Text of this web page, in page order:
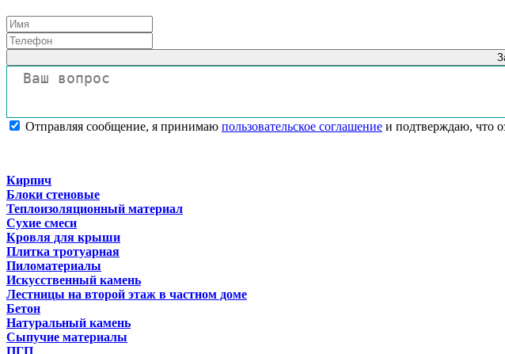
Отправляя сообщение, я принимаю пользовательское соглашение и подтверждаю, что
Кирпич
Блоки стеновые
Теплоизоляционный материал
Сухие смеси
Кровля для крыши
Плитка тротуарная
Пиломатериалы
Искусственный камень
Лестницы на второй этаж в частном доме
Бетон
Натуральный камень
Сыпучие материалы
ПГП